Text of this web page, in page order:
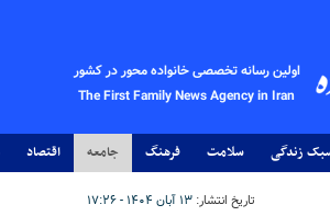
اولین رسانه تخصصی خانواده محور در کشور
The First Family News Agency in Iran
زندگی سلامت فرهنگ جامعه اقتصاد
تاریخ انتشار:۱۳ آبان ۱۴۰۴ - ۱۷:۲۶